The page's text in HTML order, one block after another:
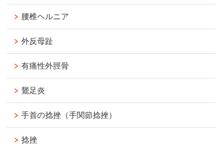
腰椎ヘルニア
外反母趾
有痛性外脛骨
鵞足炎
手首の捻挫（手関節捻挫）
捻挫